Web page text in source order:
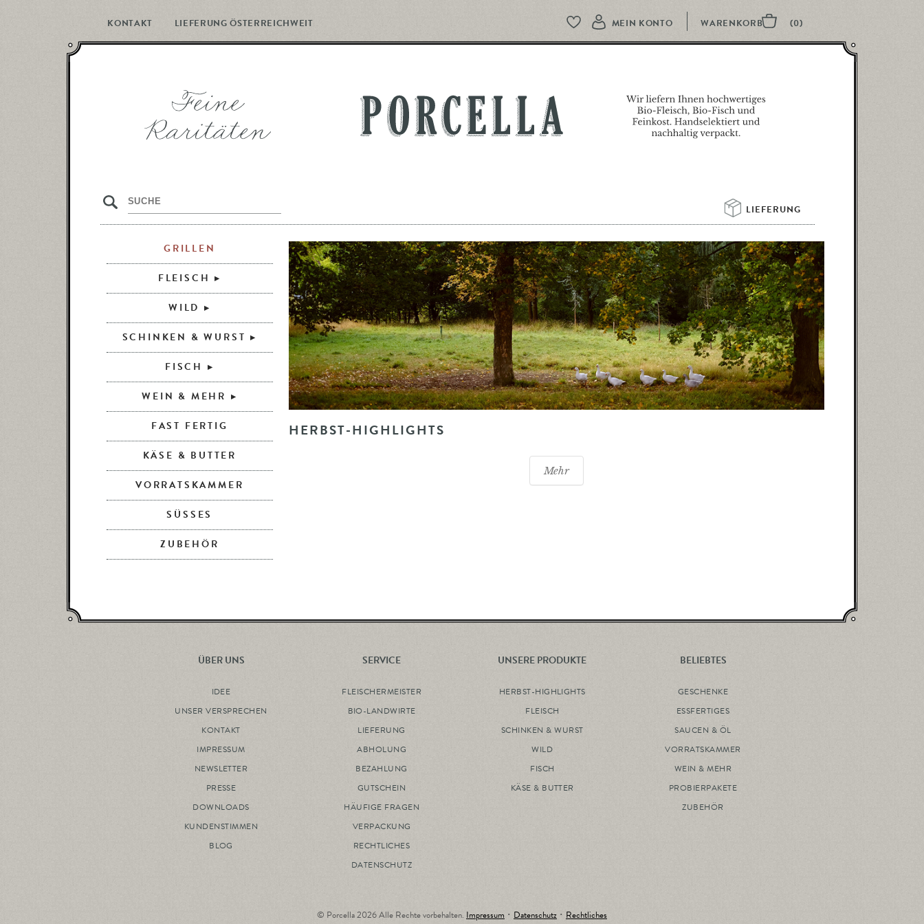
KONTAKT LIEFERUNG ÖSTERREICHWEIT
PORCELLA
MEIN KONTO
LIEFERUNG
s
HERBST-HIGHLIGHTS
Mehr
GRILLEN
FLEISCH
WILD
SCHINKEN & WURST
FISCH
WEIN & MEHR
FAST FERTIG
KÄSE & BUTTER
VORRATSKAMMER
SÜSSES
ZUBEHÖR
ÜBER UNS
IDEE
UNSER VERSPRECHEN
KONTAKT
IMPRESSUM
NEWSLETTER
PRESSE
DOWNLOADS
KUNDENSTIMMEN
BLOG
SERVICE
FLEISCHERMEISTER
BIO-LANDWIRTE
LIEFERUNG
ABHOLUNG
BEZAHLUNG
GUTSCHEIN
HÄUFIGE FRAGEN
VERPACKUNG
RECHTLICHES
DATENSCHUTZ
UNSERE PRODUKTE
HERBST-HIGHLIGHTS
FLEISCH
SCHINKEN & WURST
WILD
FISCH
KÄSE & BUTTER
BELIEBTES
GESCHENKE
ESSFERTIGES
SAUCEN & ÖL
VORRATSKAMMER
WEIN & MEHR
PROBIERPAKETE
ZUBEHÖR
© Porcella 2026 Alle Rechte vorbehalten. Impressum ･ Datenschutz ･ Rechtliches